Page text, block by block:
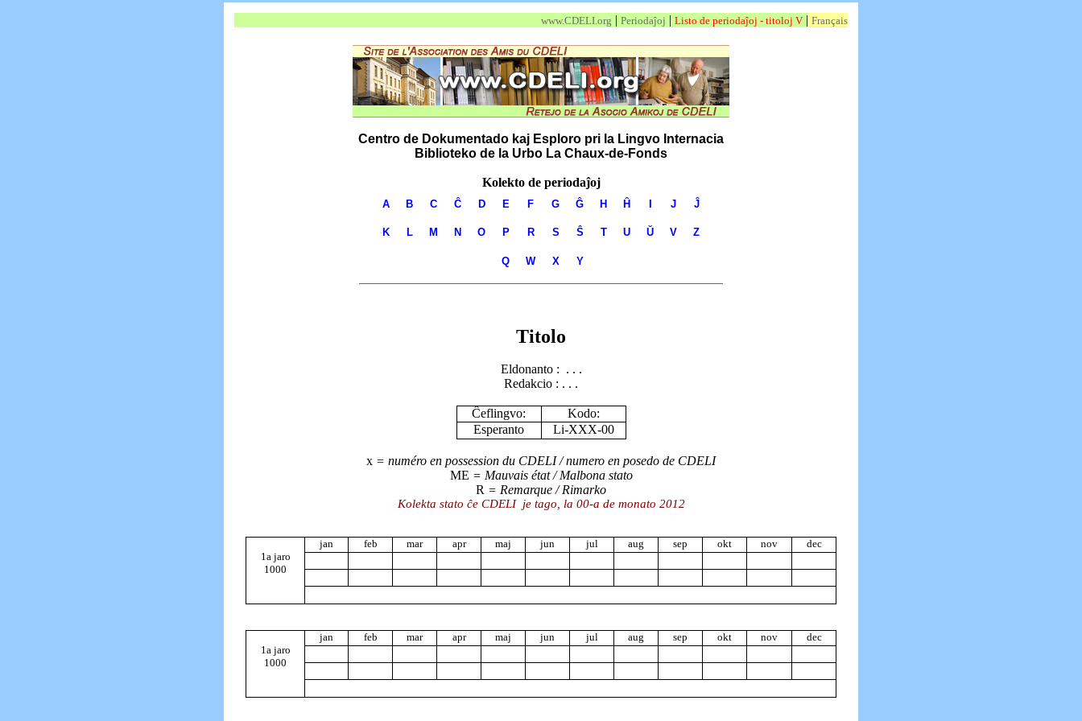
www.CDELI.org | Periodaĵoj | Listo de periodaĵoj - titoloj V | Français
Centro de Dokumentado kaj Esploro pri la Lingvo Internacia
Biblioteko de la Urbo La Chaux-de-Fonds
Kolekto de periodaĵoj
A B C Ĉ D E F G Ĝ H Ĥ J Ĵ
K L M N O P R S Ŝ T U Ŭ V Z
Q W X Y